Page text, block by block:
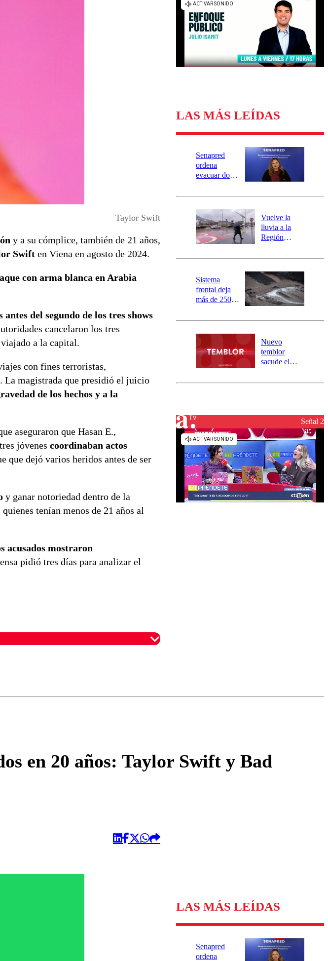
Universidad de Chile
Sustentabilidad
Taylor Swift
y a su cómplice, también de 21 años,
Swift en Viena en agosto de 2024.
con arma blanca en Arabia
antes del segundo de los tres shows
cancelaron los tres
a la capital.
con fines terroristas,
La magistrada que presidió el juicio
de los hechos y a la
aseguraron que Hasan E.,
jóvenes coordinaban actos
que dejó varios heridos antes de ser
y ganar notoriedad dentro de la
tenían menos de 21 años al
acusados mostraron
pidió tres días para analizar el
LAS MÁS LEÍDAS
Senapred
ordena
evacuar dos
Carahue por
río Damas:
activa
mensajería
SAE
Vuelve la
lluvia a la
Región
este es el
la DMC para
este viernes
Sistema
frontal deja
más de 250
y 317
aisladas entre
Valparaíso y
Los Ríos
Nuevo
temblor
sacude el
revisa la
Señal 2
en 20 años: Taylor Swift y Bad
LAS MÁS LEÍDAS
Senapred
ordena